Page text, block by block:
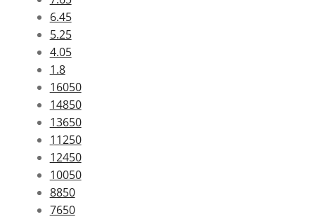
6.45
5.25
4.05
1.8
16050
14850
13650
11250
12450
10050
8850
7650